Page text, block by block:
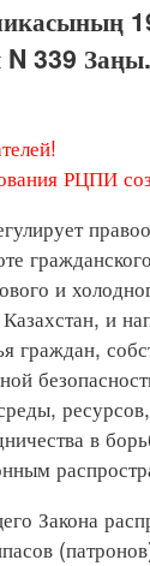
N 339 Заңы.
РЦПИ
и
и
граждан,
ресурсов,
в
Закона